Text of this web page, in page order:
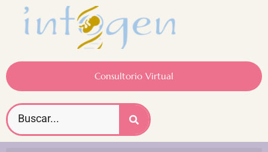
Consultorio Virtual